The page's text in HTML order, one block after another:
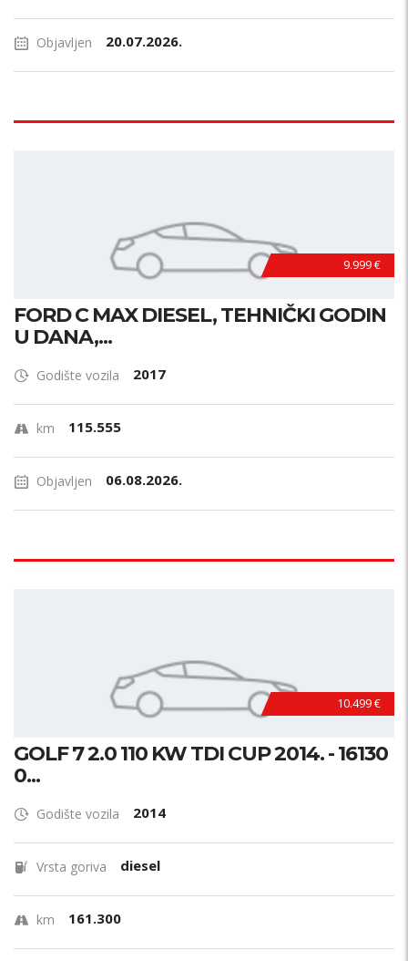
Objavljen 20.07.2026.
9.999 €
FORD C MAX DIESEL, TEHNIČKI GODIN
U DANA,...
Godište vozila 2017
km 115.555
Objavljen 06.08.2026.
10.499 €
GOLF 7 2.0 110 KW TDI CUP 2014. - 16130
0...
Godište vozila 2014
Vrsta goriva diesel
km 161.300